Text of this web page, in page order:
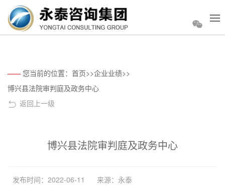
您当前的位置： 首页>>企业业绩>>
博兴县法院审判庭及政务中心
返回上一级
博兴县法院审判庭及政务中心
发布时间：2022-06-11 来源：永泰